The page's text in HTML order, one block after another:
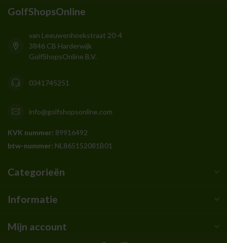
GolfShopsOnline
van Leeuwenhoekstraat 20-4
3846 CB Harderwijk
GolfShopsOnline B.V.
0341745251
info@golfshopsonline.com
KVK nummer: 89916492
btw-nummer: NL865152081B01
Categorieën
Informatie
Mijn account